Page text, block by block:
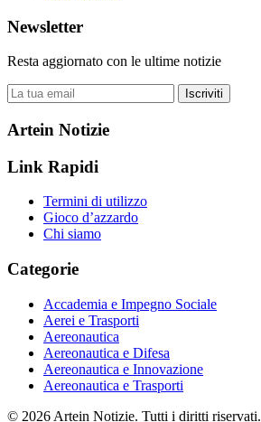
Newsletter
Resta aggiornato con le ultime notizie
Iscriviti
Artein Notizie
Link Rapidi
Termini di utilizzo
Gioco d’azzardo
Chi siamo
Categorie
Accademia e Impegno Sociale
Aerei e Trasporti
Aereonautica
Aereonautica e Difesa
Aereonautica e Innovazione
Aereonautica e Trasporti
© 2026 Artein Notizie. Tutti i diritti riservati.